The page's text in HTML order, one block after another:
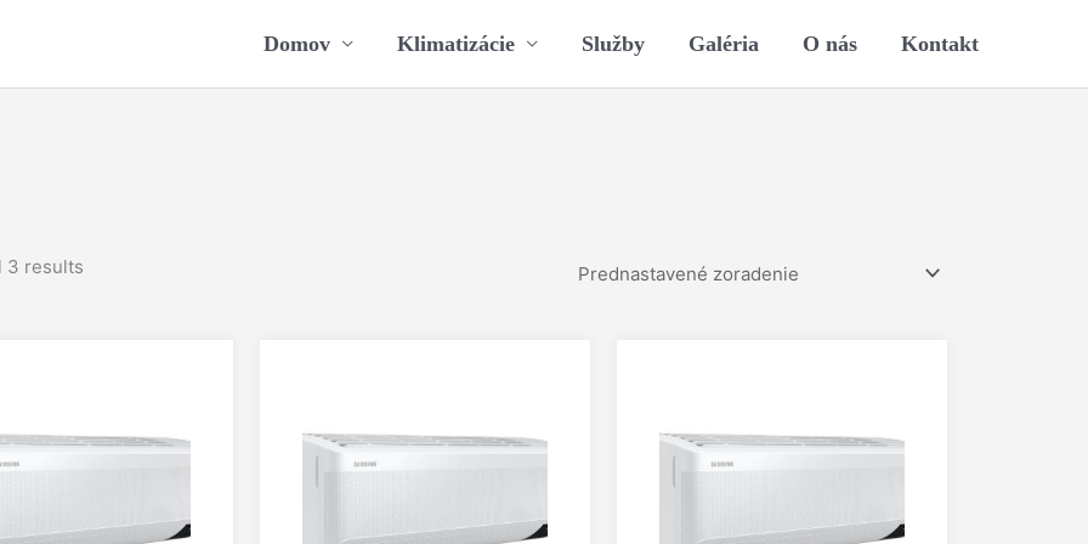
Domov Klimatizácie Služby Galéria O nás Kontakt
3 results